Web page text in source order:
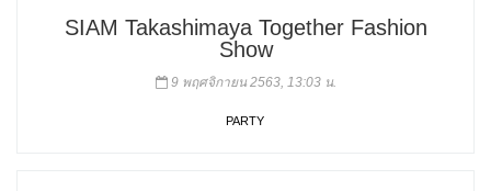
SIAM Takashimaya Together Fashion
Show
9 พฤศจิกายน 2563, 13:03 น.
PARTY